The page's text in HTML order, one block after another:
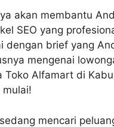
akan membantu
SEO yang
dengan brief yang
mengenai
Toko Alfamart di
mulai!
mencari